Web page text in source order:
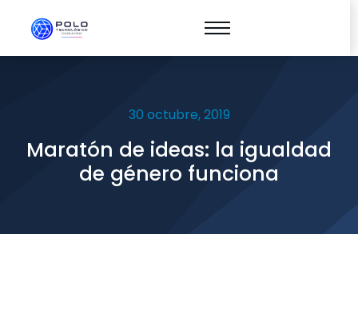
30 octubre, 2019
Maratón de ideas: la igualdad
de género funciona